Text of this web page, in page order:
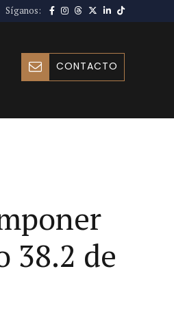
Síganos:
CONTACTO
38.2 de